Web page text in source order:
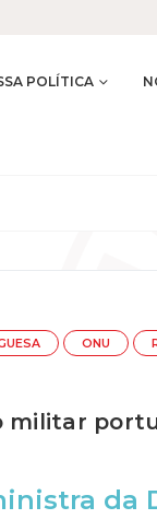
POLÍTICA
ONU
militar
da